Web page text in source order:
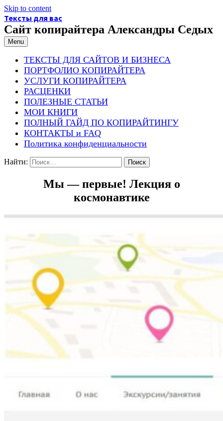
Skip to content
Тексты для вас
Сайт копирайтера Александры Седых
Menu
ТЕКСТЫ ДЛЯ САЙТОВ И БИЗНЕСА
ПОРТФОЛИО КОПИРАЙТЕРА
УСЛУГИ КОПИРАЙТЕРА
РАСЦЕНКИ
ПОЛЕЗНЫЕ СТАТЬИ
МОИ КНИГИ
ПОЛНЫЙ ГАЙД ПО КОПИРАЙТИНГУ
КОНТАКТЫ и FAQ
Политика конфиденциальности
Найти:
Мы — первые! Лекция о
космонавтике